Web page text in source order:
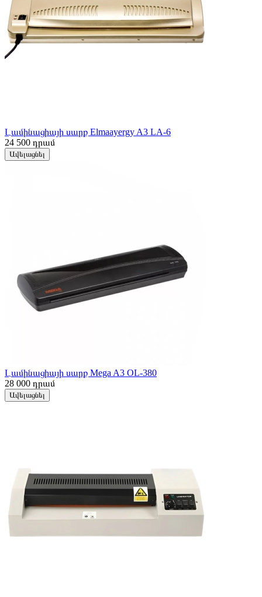
Լամինացիայի սարք Elmaayergy A3 LA-6
24 500 դրամ
Ավելացնել
Լամինացիայի սարք Mega A3 OL-380
28 000 դրամ
Ավելացնել